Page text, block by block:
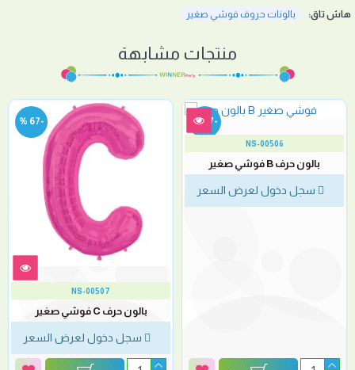
هاش تاق: بالونات حروف فوشي صغير
منتجات مشابهة
-67 %
NS-00506
بالون حرف B فوشي صغير
سجل دخول لعرض السعر
-67 %
NS-00507
بالون حرف C فوشي صغير
سجل دخول لعرض السعر